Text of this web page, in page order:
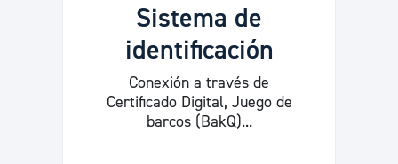
Sistema de
identificación
Conexión a través de
Certificado Digital, Juego de
barcos (BakQ)...